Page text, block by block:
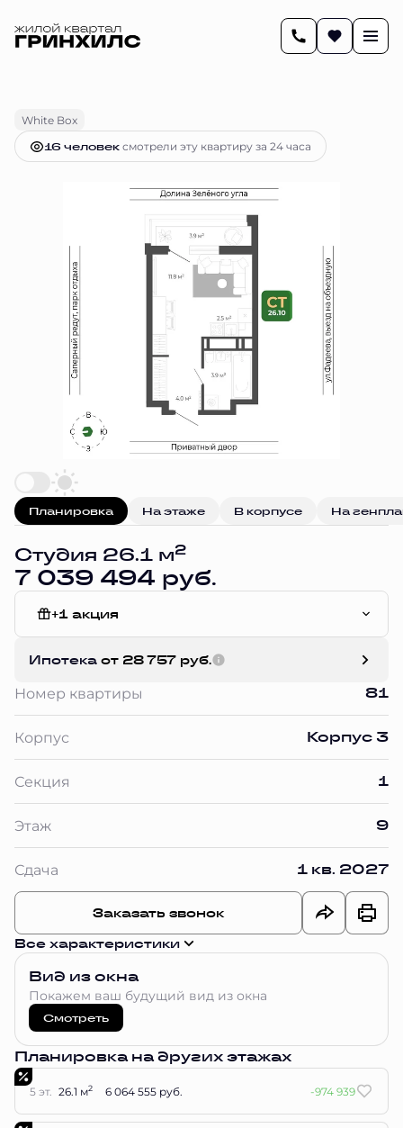
Студия26.1 м2
7 039 494 руб.
White Box
16 человексмотрели эту квартиру за 24 часа
Планировка На этаже В корпусе На
Студия 26.1 м2
7 039 494 руб.
+1 акция
Ипотека от 28 757 руб.
Номер квартиры 81
Корпус Корпус 3
Секция 1
Этаж 9
Сдача 1 кв. 2027
Заказать звонок
Все характеристики
Вид из окна
Покажем ваш будущий вид из окна
Смотреть
Планировка на других этажах
5 эт. 26.1 м2 6 064 555 руб. -974 939